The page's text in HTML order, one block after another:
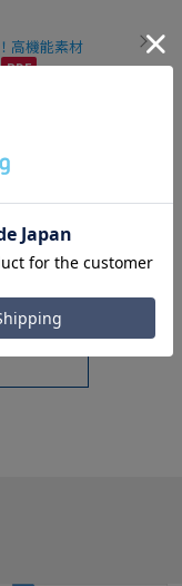
高機能素材
21